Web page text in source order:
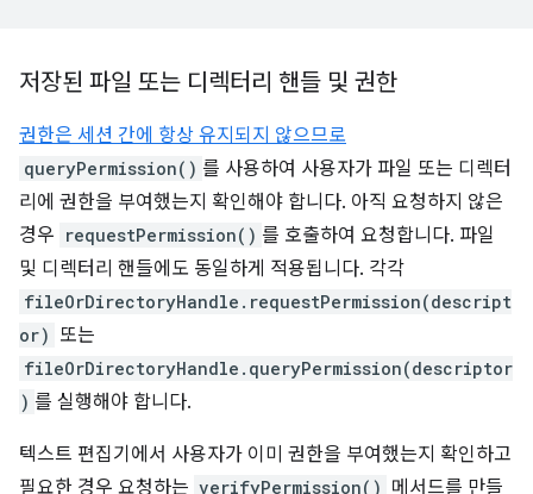
저장된 파일 또는 디렉터리 핸들 및 권한
권한은 세션 간에 항상 유지되지 않으므로
queryPermission() 를 사용하여 사용자가 파일 또는 디렉터
리에 권한을 부여했는지 확인해야 합니다. 아직 요청하지 않은
경우 requestPermission() 를 호출하여 요청합니다. 파일
및 디렉터리 핸들에도 동일하게 적용됩니다. 각각
fileOrDirectoryHandle.requestPermission(descript
or) 또는
fileOrDirectoryHandle.queryPermission(descriptor
) 를 실행해야 합니다.
텍스트 편집기에서 사용자가 이미 권한을 부여했는지 확인하고
필요한 경우 요청하는 verifyPermission() 메서드를 만들